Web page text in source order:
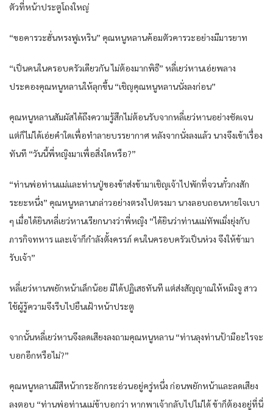
ตัวที่หน้าประตูโถงใหญ่
“ขอคารวะฮั่นหรงฟูเหริน” คุณหนูหลานค้อมตัวคารวะอย่างมีมารยาท
“เป็นคนในครอบครัวเดียวกัน ไม่ต้องมากพิธี” หลี่เยว่หานเอ่ยพลาง
ประคองคุณหนูหลานให้ลุกขึ้น “เชิญคุณหนูหลานนั่งลงก่อน”
คุณหนูหลานสัมผัสได้ถึงความรู้สึกไม่ต้อนรับจากหลี่เยว่หานอย่างชัดเจน
แต่ก็ไม่ได้เอ่ยคำใดเพื่อทำลายบรรยากาศ หลังจากนั่งลงแล้ว นางจึงเข้าเรื่อง
ทันที “วันนี้พี่หญิงมาเพื่อสิ่งใดหรือ?”
“ท่านพ่อท่านแม่และท่านปู่ของข้าส่งข้ามาเชิญเจ้าไปพักที่จวนกั๋วกงสัก
ระยะหนึ่ง” คุณหนูหลานกล่าวอย่างตรงไปตรงมา นางลอบถอนหายใจเบา
ๆ เมื่อได้ยินหลี่เยว่หานเรียกนางว่าพี่หญิง “ได้ยินว่าท่านแม่ทัพเมิ่งยุ่งกับ
ภารกิจทหาร และเจ้าก็กำลังตั้งครรภ์ คนในครอบครัวเป็นห่วง จึงให้ข้ามา
รับเจ้า”
หลี่เยว่หานพยักหน้าเล็กน้อย มิได้ปฏิเสธทันที แต่ส่งสัญญาณให้หมิงจู สาว
ใช้ผู้รู้ความจึงรีบไปยืนเฝ้าหน้าประตู
จากนั้นหลี่เยว่หานจึงลดเสียงลงถามคุณหนูหลาน “ท่านลุงท่านป้ามีอะไรจะ
บอกอีกหรือไม่?”
คุณหนูหลานมีสีหน้ากระอักกระอ่วนอยู่ครู่หนึ่ง ก่อนพยักหน้าและลดเสียง
ลงตอบ “ท่านพ่อท่านแม่ข้าบอกว่า หากพาเจ้ากลับไปไม่ได้ ข้าก็ต้องอยู่ที่นี่